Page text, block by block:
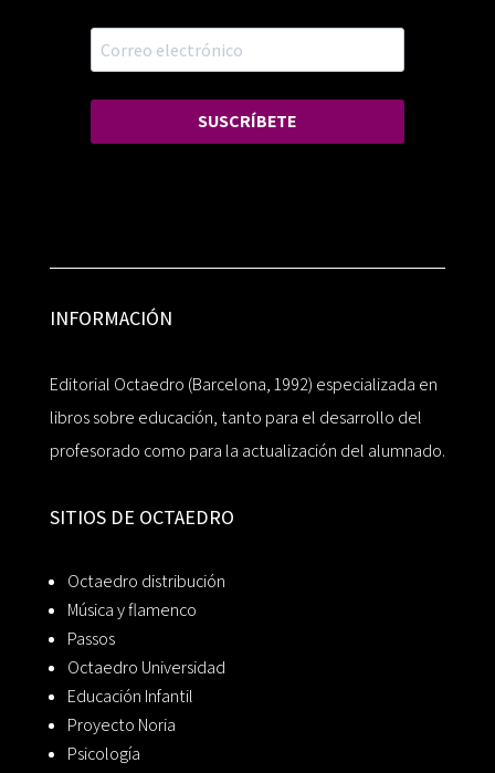
SUSCRÍBETE
INFORMACIÓN
Editorial Octaedro (Barcelona, 1992) especializada en
libros sobre educación, tanto para el desarrollo del
profesorado como para la actualización del alumnado.
SITIOS DE OCTAEDRO
Octaedro distribución
Música y flamenco
Passos
Octaedro Universidad
Educación Infantil
Proyecto Noria
Psicología